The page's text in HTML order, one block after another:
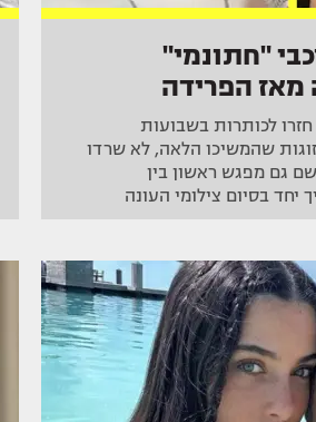
"חתונמי"
הפרידה
לכותרות בשבועות
שהמשיכו הלאה, לא שרדו
גם מפגש ראשון בין
בסיום צילומי העונה